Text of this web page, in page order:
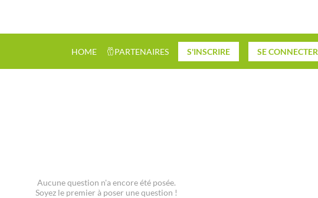
HOME PARTENAIRES S'INSCRIRE SE CONNECTER
Aucune question n'a encore été posée.
Soyez le premier à poser une question !